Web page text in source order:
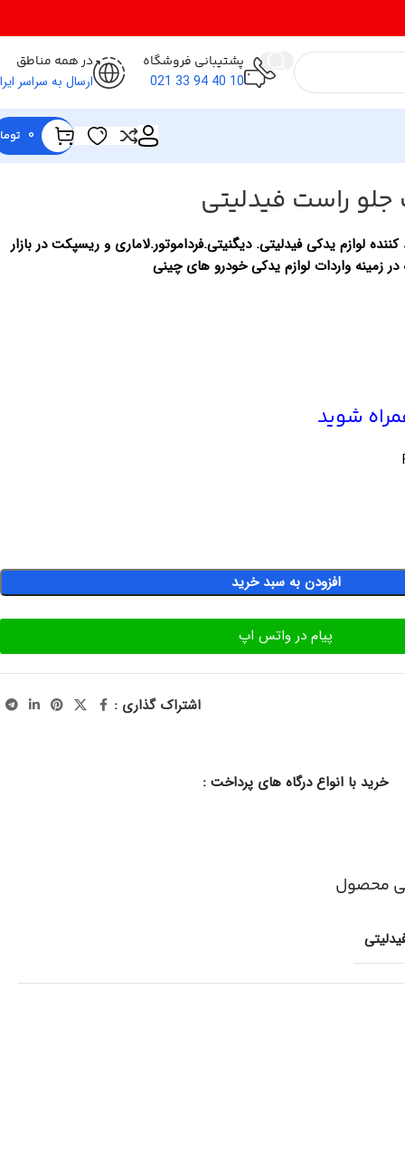
پشتیبانی فروشگاه
10 40 94 33 021
در همه مناطق
ارسال به سراسر
0
جلو راست فیدلیتی
لوازم یدکی فیدلیتی. دیگنیتی.فرداموتور.لاماری و ریسپکت در بازار
شوید
افزودن به سبد خرید
پیام در واتس اپ
اشتراک گذاری :
خرید با انواع درگاه های پرداخت :
محصول